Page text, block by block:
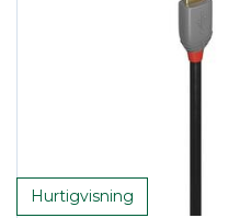
Hurtigvisning